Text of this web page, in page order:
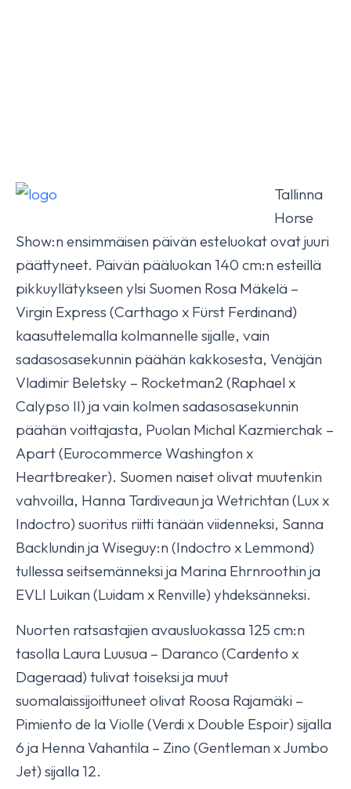
Tallinna
Horse
Show:n ensimmäisen päivän esteluokat ovat juuri
päättyneet. Päivän pääluokan 140 cm:n esteillä
pikkuyllätykseen ylsi Suomen Rosa Mäkelä –
Virgin Express (Carthago x Fürst Ferdinand)
kaasuttelemalla kolmannelle sijalle, vain
sadasosasekunnin päähän kakkosesta, Venäjän
Vladimir Beletsky – Rocketman2 (Raphael x
Calypso II) ja vain kolmen sadasosasekunnin
päähän voittajasta, Puolan Michal Kazmierchak –
Apart (Eurocommerce Washington x
Heartbreaker). Suomen naiset olivat muutenkin
vahvoilla, Hanna Tardiveaun ja Wetrichtan (Lux x
Indoctro) suoritus riitti tänään viidenneksi, Sanna
Backlundin ja Wiseguy:n (Indoctro x Lemmond)
tullessa seitsemänneksi ja Marina Ehrnroothin ja
EVLI Luikan (Luidam x Renville) yhdeksänneksi.
Nuorten ratsastajien avausluokassa 125 cm:n
tasolla Laura Luusua – Daranco (Cardento x
Dageraad) tulivat toiseksi ja muut
suomalaissijoittuneet olivat Roosa Rajamäki –
Pimiento de la Violle (Verdi x Double Espoir) sijalla
6 ja Henna Vahantila – Zino (Gentleman x Jumbo
Jet) sijalla 12.